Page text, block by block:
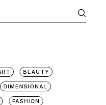
BEAUTY
DIMENSIONAL
FASHION